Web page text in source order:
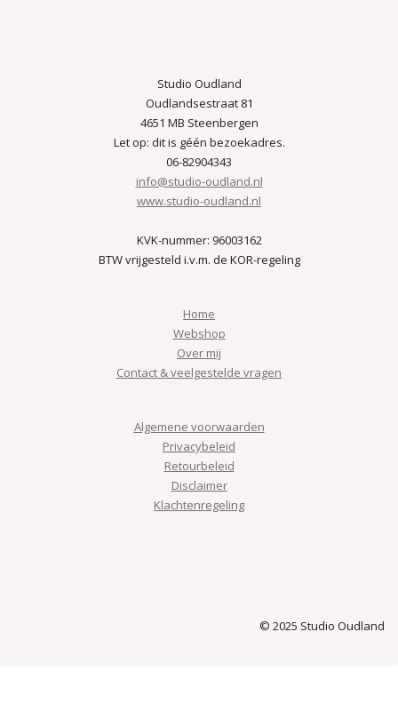
Studio Oudland
Oudlandsestraat 81
4651 MB Steenbergen
Let op: dit is géén bezoekadres.
06-82904343
info@studio-oudland.nl
www.studio-oudland.nl
KVK-nummer: 96003162
BTW vrijgesteld i.v.m. de KOR-regeling
Home
Webshop
Over mij
Contact & veelgestelde vragen
Algemene voorwaarden
Privacybeleid
Retourbeleid
Disclaimer
Klachtenregeling
© 2025 Studio Oudland